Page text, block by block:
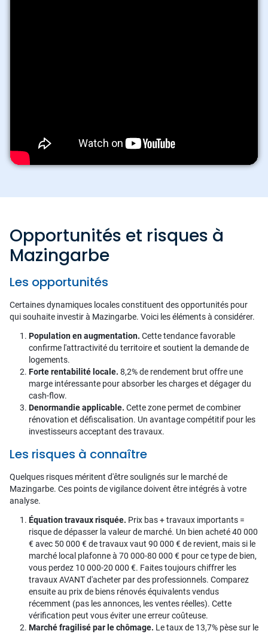
Opportunités et risques à
Mazingarbe
Les opportunités
Certaines dynamiques locales constituent des opportunités pour
qui souhaite investir à Mazingarbe. Voici les éléments à considérer.
Population en augmentation. Cette tendance favorable
confirme l'attractivité du territoire et soutient la demande de
logements.
Forte rentabilité locale. 8,2% de rendement brut offre une
marge intéressante pour absorber les charges et dégager du
cash-flow.
Denormandie applicable. Cette zone permet de combiner
rénovation et défiscalisation. Un avantage compétitif pour les
investisseurs acceptant des travaux.
Les risques à connaître
Quelques risques méritent d'être soulignés sur le marché de
Mazingarbe. Ces points de vigilance doivent être intégrés à votre
analyse.
Équation travaux risquée. Prix bas + travaux importants =
risque de dépasser la valeur de marché. Un bien acheté 40 000
€ avec 50 000 € de travaux vaut 90 000 € de revient, mais si le
marché local plafonne à 70 000-80 000 € pour ce type de bien,
vous perdez 10 000-20 000 €. Faites toujours chiffrer les
travaux AVANT d'acheter par des professionnels. Comparez
ensuite au prix de biens rénovés équivalents vendus
récemment (pas les annonces, les ventes réelles). Cette
vérification peut vous éviter une erreur coûteuse.
Marché fragilisé par le chômage. Le taux de 13,7% pèse sur le